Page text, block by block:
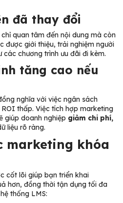
đã thay đổi
quan tâm đến nội dung mà còn
được giới thiệu, trải nghiệm người
các chương trình ưu đãi đi kèm.
tăng cao nếu
nghĩa với việc ngân sách
thấp. Việc tích hợp marketing
giúp doanh nghiệp giảm chi phí,
liệu rõ ràng.
marketing khóa
cốt lõi giúp bạn triển khai
hơn, đồng thời tận dụng tối đa
thống LMS: